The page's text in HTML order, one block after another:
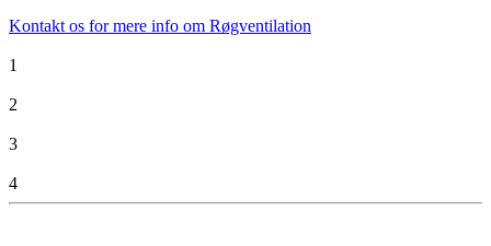
Kontakt os for mere info om Røgventilation
1
2
3
4